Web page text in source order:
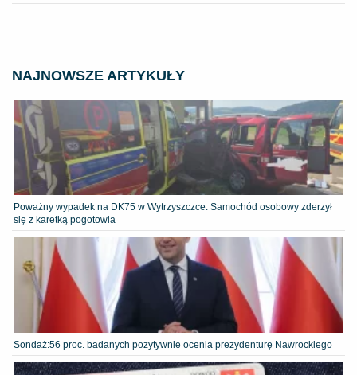
NAJNOWSZE ARTYKUŁY
Poważny wypadek na DK75 w Wytrzyszczce. Samochód osobowy zderzył
się z karetką pogotowia
​Sondaż:56 proc. badanych pozytywnie ocenia prezydenturę Nawrockiego